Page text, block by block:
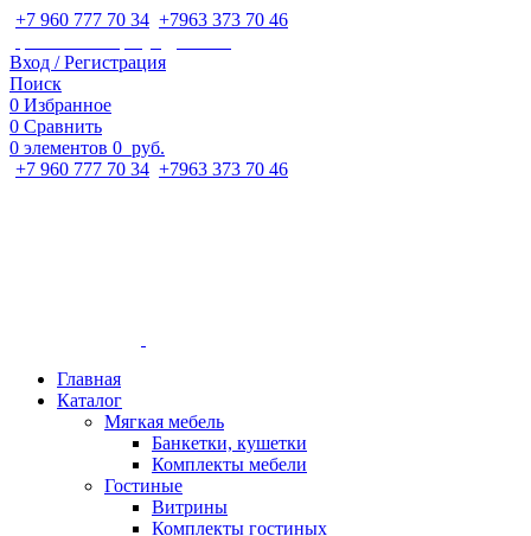
+7 960 777 70 34 +7963 373 70 46
Вход / Регистрация
Поиск
0 Избранное
0 Сравнить
0 элементов 0 руб.
+7 960 777 70 34 +7963 373 70 46
Главная
Каталог
Мягкая мебель
Банкетки, кушетки
Комплекты мебели
Гостиные
Витрины
Комплекты гостиных